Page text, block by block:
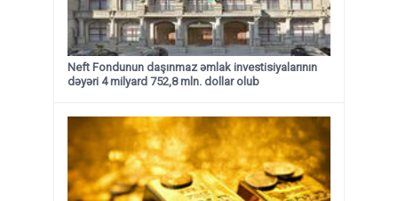
Neft Fondunun daşınmaz əmlak investisiyalarının
dəyəri 4 milyard 752,8 mln. dollar olub